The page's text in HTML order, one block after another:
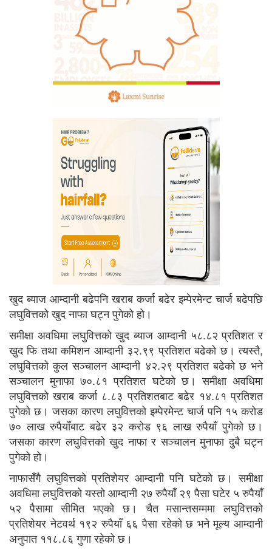
खुद ब्याज आम्दानी बढेपनि खराब कर्जा बढेर इम्पेरमेन्ट चार्ज बढेपछि
लघुवित्तको खुद नाफा घट्न पुगेको हो।
समीक्षा अवधिमा लघुवित्तको खुद ब्याज आम्दानी ५८.८२ प्रतिशत र
खुद फि तथा कमिशन आम्दानी ३२.९९ प्रतिशत बढेको छ। त्यस्तै,
लघुवित्तको कुल सञ्चालन आम्दानी ४२.२९ प्रतिशत बढेको छ भने
सञ्चालन मुनाफा ७०.८१ प्रतिशत घटेको छ। समीक्षा अवधिमा
लघुवित्तको खराब कर्जा ८.८३ प्रतिशतबाट बढेर १४.८१ प्रतिशत
पुगेको छ। जसका कारण लघुवित्तको इम्पेरमेन्ट चार्ज पनि १५ करोड
७० लाख रुपैयाँबाट बढेर ३२ करोड ९६ लाख रुपैयाँ पुगेको छ।
जसका कारण लघुवित्तको खुद नाफा र सञ्चालन मुनाफा दुबै घट्न
पुगेको हो।
नाफासँगै लघुवित्तको प्रतिशेयर आम्दानी पनि घटेको छ। समीक्षा
अवधिमा लघुवित्तको यस्तो आम्दानी २७ रुपैयाँ २९ पैसा घटेर ५ रुपैयाँ
५२ पैसामा सीमित भएको छ। चैत मसान्तसम्ममा लघुवित्तको
प्रतिशेयर नेटवर्थ १९२ रुपैयाँ ६६ पैसा रहेको छ भने मूल्य आम्दानी
अनुपात ११८.८६ गुणा रहेको छ।